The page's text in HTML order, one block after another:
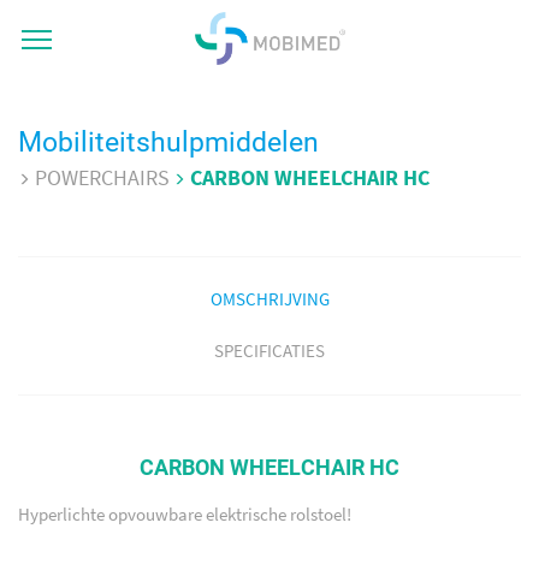
Mobiliteitshulpmiddelen
POWERCHAIRS CARBON WHEELCHAIR HC
OMSCHRIJVING
SPECIFICATIES
CARBON WHEELCHAIR HC
Hyperlichte opvouwbare elektrische rolstoel!